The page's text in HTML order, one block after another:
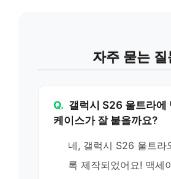
자주 묻는 질
Q. 갤럭시 S26 울트라에
케이스가 잘 붙을까요?
네, 갤럭시 S26 울트라
록 제작되었어요! 맥세